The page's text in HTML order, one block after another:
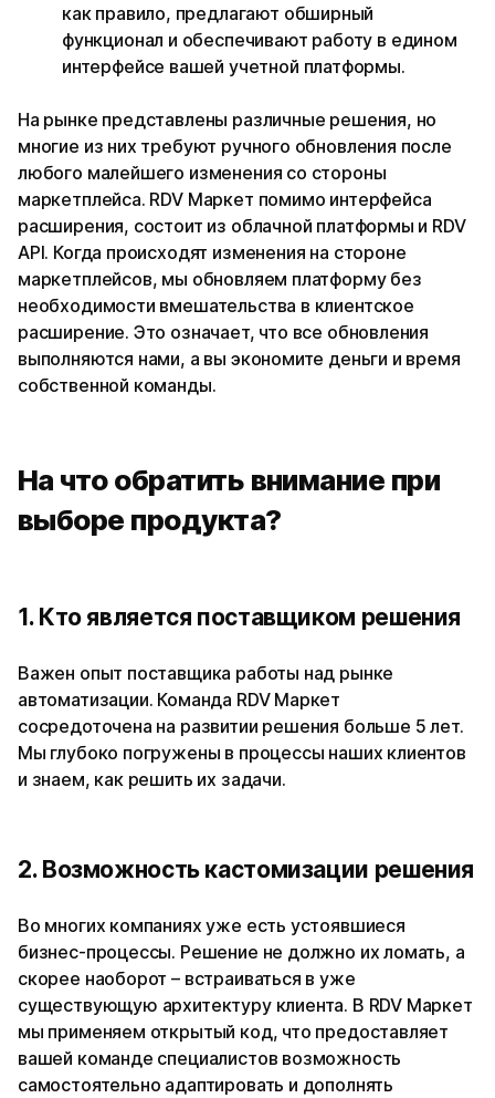
как правило, предлагают обширный
функционал и обеспечивают работу в едином
интерфейсе вашей учетной платформы.
На рынке представлены различные решения, но
многие из них требуют ручного обновления после
любого малейшего изменения со стороны
маркетплейса. RDV Маркет помимо интерфейса
расширения, состоит из облачной платформы и RDV
API. Когда происходят изменения на стороне
маркетплейсов, мы обновляем платформу без
необходимости вмешательства в клиентское
расширение. Это означает, что все обновления
выполняются нами, а вы экономите деньги и время
собственной команды.
На что обратить внимание при
выборе продукта?
1. Кто является поставщиком решения
Важен опыт поставщика работы над рынке
автоматизации. Команда RDV Маркет
сосредоточена на развитии решения больше 5 лет.
Мы глубоко погружены в процессы наших клиентов
и знаем, как решить их задачи.
2. Возможность кастомизации решения
Во многих компаниях уже есть устоявшиеся
бизнес-процессы. Решение не должно их ломать, а
скорее наоборот – встраиваться в уже
существующую архитектуру клиента. В RDV Маркет
мы применяем открытый код, что предоставляет
вашей команде специалистов возможность
самостоятельно адаптировать и дополнять